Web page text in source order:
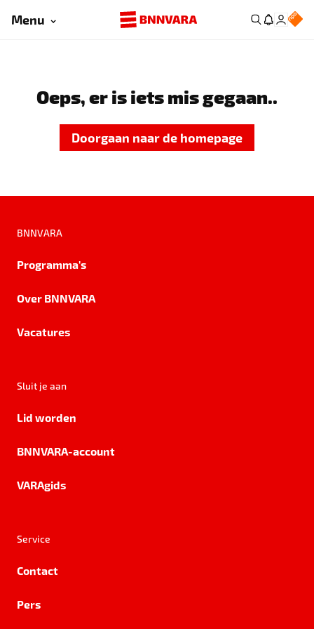
Menu
Oeps, er is iets mis gegaan..
Doorgaan naar de homepage
BNNVARA
Programma's
Over BNNVARA
Vacatures
Sluit je aan
Lid worden
BNNVARA-account
VARAgids
Service
Contact
Pers